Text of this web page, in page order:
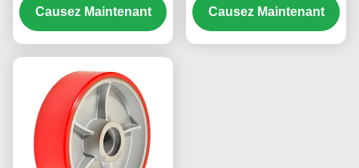
élastique non marquant
Capacité de charge de
lourd 80 kg à 700 kg
Causez Maintenant
Causez Maintenant